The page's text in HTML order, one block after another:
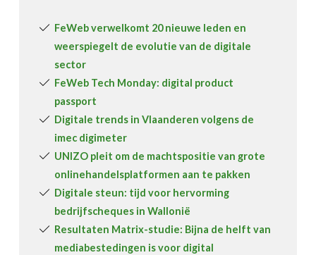
FeWeb verwelkomt 20 nieuwe leden en
weerspiegelt de evolutie van de digitale
sector
FeWeb Tech Monday: digital product
passport
Digitale trends in Vlaanderen volgens de
imec digimeter
UNIZO pleit om de machtspositie van grote
onlinehandelsplatformen aan te pakken
Digitale steun: tijd voor hervorming
bedrijfscheques in Wallonië
Resultaten Matrix-studie: Bijna de helft van
mediabestedingen is voor digital